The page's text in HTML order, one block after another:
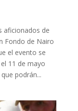
aficionados de
Fondo de Nairo
el evento se
11 de mayo
podrán...